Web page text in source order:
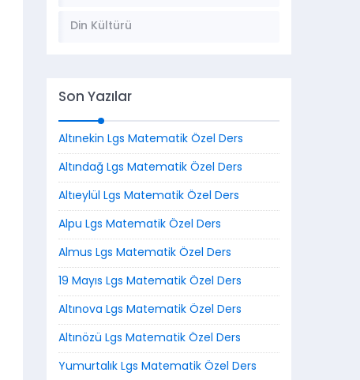
Din Kültürü
Son Yazılar
Altınekin Lgs Matematik Özel Ders
Altındağ Lgs Matematik Özel Ders
Altıeylül Lgs Matematik Özel Ders
Alpu Lgs Matematik Özel Ders
Almus Lgs Matematik Özel Ders
19 Mayıs Lgs Matematik Özel Ders
Altınova Lgs Matematik Özel Ders
Altınözü Lgs Matematik Özel Ders
Yumurtalık Lgs Matematik Özel Ders